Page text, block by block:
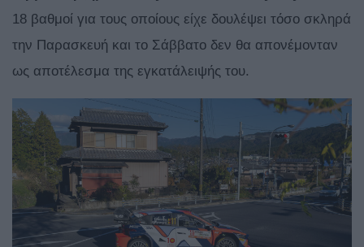
18 βαθμοί για τους οποίους είχε δουλέψει τόσο σκληρά
την Παρασκευή και το Σάββατο δεν θα απονέμονταν
ως αποτέλεσμα της εγκατάλειψής του.